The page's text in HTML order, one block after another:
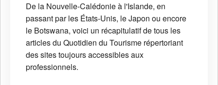
De la Nouvelle-Calédonie à l'Islande, en
passant par les États-Unis, le Japon ou encore
le Botswana, voici un récapitulatif de tous les
articles du Quotidien du Tourisme répertoriant
des sites toujours accessibles aux
professionnels.